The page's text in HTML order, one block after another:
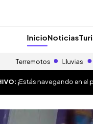
InicioNoticias
Terremotos Lluvias
¡Estás navegando en el